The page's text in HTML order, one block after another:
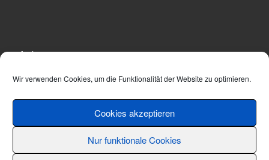
Wir verwenden Cookies, um die Funktionalität der Website zu optimieren.
Cookies akzeptieren
Nur funktionale Cookies
Archiv
© 2001 - 2026 Thomas Hönemann – Alle Rechte vorbehalten